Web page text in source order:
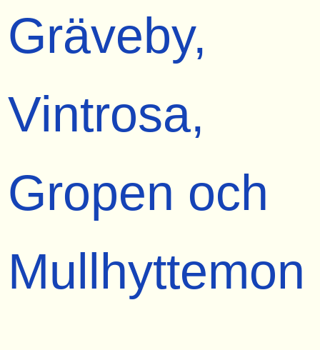
Gräveby,
Vintrosa,
Gropen och
Mullhyttemon